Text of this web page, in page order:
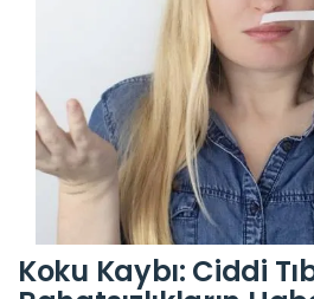
Koku Kaybı: Ciddi